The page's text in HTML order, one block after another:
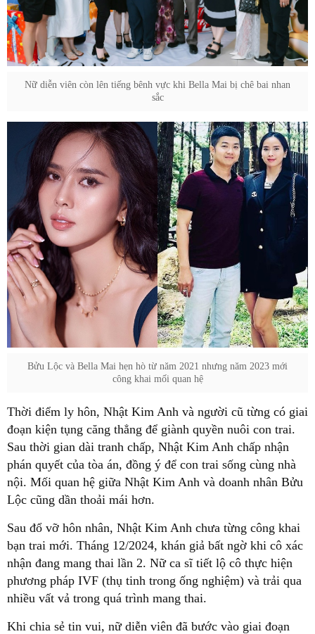
Nữ diễn viên còn lên tiếng bênh vực khi Bella Mai bị chê bai nhan
sắc
Bửu Lộc và Bella Mai hẹn hò từ năm 2021 nhưng năm 2023 mới
công khai mối quan hệ
Thời điểm ly hôn, Nhật Kim Anh và người cũ từng có giai
đoạn kiện tụng căng thẳng để giành quyền nuôi con trai.
Sau thời gian dài tranh chấp, Nhật Kim Anh chấp nhận
phán quyết của tòa án, đồng ý để con trai sống cùng nhà
nội. Mối quan hệ giữa Nhật Kim Anh và doanh nhân Bửu
Lộc cũng dần thoải mái hơn.
Sau đổ vỡ hôn nhân, Nhật Kim Anh chưa từng công khai
bạn trai mới. Tháng 12/2024, khán giả bất ngờ khi cô xác
nhận đang mang thai lần 2. Nữ ca sĩ tiết lộ cô thực hiện
phương pháp IVF (thụ tinh trong ống nghiệm) và trải qua
nhiều vất vả trong quá trình mang thai.
Khi chia sẻ tin vui, nữ diễn viên đã bước vào giai đoạn